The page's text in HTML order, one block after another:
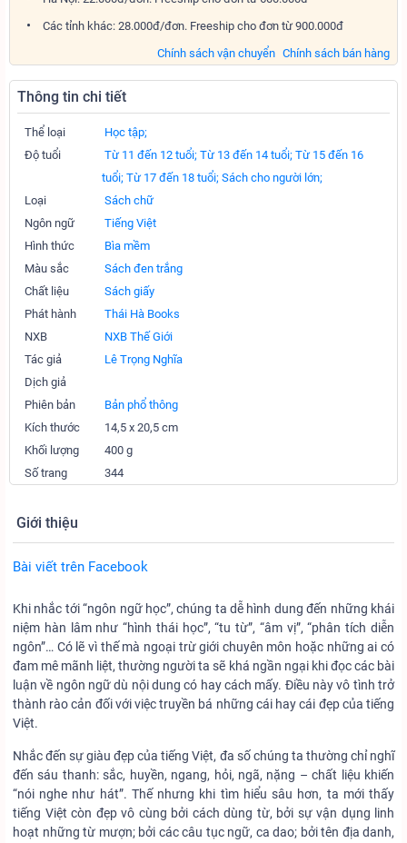
Các tỉnh khác: 28.000đ/đơn. Freeship cho đơn từ 900.000đ
Chính sách bán hàng
Chính sách vận chuyển
Thông tin chi tiết
Thể loại
Học tập;
Độ tuổi
Từ 11 đến 12 tuổi; Từ 13 đến 14 tuổi; Từ 15 đến 16
tuổi; Từ 17 đến 18 tuổi; Sách cho người lớn;
Loại
Sách chữ
Ngôn ngữ
Tiếng Việt
Hình thức
Bìa mềm
Màu sắc
Sách đen trắng
Chất liệu
Sách giấy
Phát hành
Thái Hà Books
NXB
NXB Thế Giới
Tác giả
Lê Trọng Nghĩa
Dịch giả
Phiên bản
Bản phổ thông
Kích thước
14,5 x 20,5 cm
Khối lượng
400 g
Số trang
344
Giới thiệu
Bài viết trên Facebook
Khi nhắc tới “ngôn ngữ học”, chúng ta dễ hình dung đến những khái
niệm hàn lâm như “hình thái học”, “tu từ”, “âm vị”, “phân tích diễn
ngôn”… Có lẽ vì thế mà ngoại trừ giới chuyên môn hoặc những ai có
đam mê mãnh liệt, thường người ta sẽ khá ngần ngại khi đọc các bài
luận về ngôn ngữ dù nội dung có hay cách mấy. Điều này vô tình trở
thành rào cản đối với việc truyền bá những cái hay cái đẹp của tiếng
Việt.
Nhắc đến sự giàu đẹp của tiếng Việt, đa số chúng ta thường chỉ nghĩ
đến sáu thanh: sắc, huyền, ngang, hỏi, ngã, nặng – chất liệu khiến
“nói nghe như hát”. Thế nhưng khi tìm hiểu sâu hơn, ta mới thấy
tiếng Việt còn đẹp vô cùng bởi cách dùng từ, bởi sự vận dụng linh
hoạt những từ mượn; bởi các câu tục ngữ, ca dao; bởi tên địa danh,